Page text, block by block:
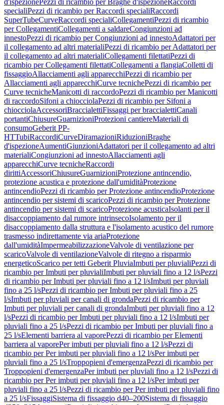
d'ispezionePezzi di ricambio per Braghe d'ispezioneRaccordi
specialiPezzi di ricambio per Raccordi specialiRaccordi
SuperTubeCurveRaccordi specialiCollegamentiPezzi di ricambio
per CollegamentiCollegamenti a saldareCongiunzioni ad
innestoPezzi di ricambio per Congiunzioni ad innestoAdattatori per
il collegamento ad altri materialiPezzi di ricambio per Adattatori per
il collegamento ad altri materialiCollegamenti filettatiPezzi di
ricambio per Collegamenti filettatiCollegamenti a flangiaColletti di
fissaggioAllacciamenti agli apparecchiPezzi di ricambio per
Allacciamenti agli apparecchiCurve tecnichePezzi di ricambio per
Curve tecnicheManicotti di raccordoPezzi di ricambio per Manicotti
di raccordoSifoni a chiocciolaPezzi di ricambio per Sifoni a
chiocciolaAccessoriBraccialettiFissaggi per braccialettiCanali
portantiChiusureGuarnizioniProtezioni cantiereMateriali di
consumoGeberit PP-
HTTubiRaccordiCurveDiramazioniRiduzioniBraghe
d'ispezioneAumentiGiunzioniAdattatori per il collegamento ad altri
materialiCongiunzioni ad innestoAllacciamenti agli
apparecchiCurve tecnicheRaccordi
dirittiAccessoriChiusureGuarnizioniProtezione antincendio,
protezione acustica e protezione dall'umiditàProtezione
antincendioPezzi di ricambio per Protezione antincendioProtezione
antincendio per sistemi di scaricoPezzi di ricambio per Protezione
antincendio per sistemi di scaricoProtezione acusticaIsolanti per il
disaccoppiamento dal rumore intrinsecoIsolamento per il
disaccoppiamento dalla struttura e l'isolamento acustico del rumore
trasmesso indirettamente via ariaProtezione
dall'umiditàImpermeabilizzazioneValvole di ventilazione per
scaricoValvole di ventilazioneValvole di ritegno a risparmio
energeticoScarico per tetti Geberit PluviaImbuti per pluvialiPezzi di
ricambio per Imbuti per pluvialiImbuti per pluviali fino a 12 l/sPezzi
di ricambio per Imbuti per pluviali fino a 12 l/sImbuti per pluviali
fino a 25 l/sPezzi di ricambio per Imbuti per pluviali fino a 25
l/sImbuti per pluviali per canali di grondaPezzi di ricambio per
Imbuti per pluviali per canali di grondaImbuti per pluviali fino a 12
l/sPezzi di ricambio per Imbuti per pluviali fino a 12 l/sImbuti per
pluviali fino a 25 l/sPezzi di ricambio per Imbuti per pluviali fino a
25 l/sElementi barriera al vaporePezzi di ricambio per Elementi
barriera al vaporePer imbuti per pluviali fino a 12 l/sPezzi di
ricambio per Per imbuti per pluviali fino a 12 l/sPer imbuti per
pluviali fino a 25 l/sTroppopieni d'emergenzaPezzi di ricambio per
Troppopieni d'emergenzaPer imbuti per pluviali fino a 12 l/sPezzi di
ricambio per Per imbuti per pluviali fino a 12 l/sPer imbuti per
pluviali fino a 25 l/sPezzi di ricambio per Per imbuti per pluviali fino
a 25 l/sFissaggiSistema di fissaggio d40–200Sistema di fissaggio